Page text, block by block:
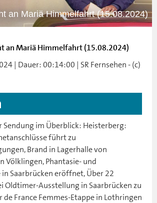
an Mariä Himmelfahrt (15.08.2024)
an Mariä Himmelfahrt (15.08.2024)
| Dauer: 00:14:00 | SR Fernsehen - (c)
Sendung im Überblick: Heisterberg:
führt zu
Brand in Lagerhalle von
Völklingen, Phantasie- und
Saarbrücken eröffnet, Über 22
Oldtimer-Ausstellung in Saarbrücken zu
de France Femmes-Etappe in Lothringen